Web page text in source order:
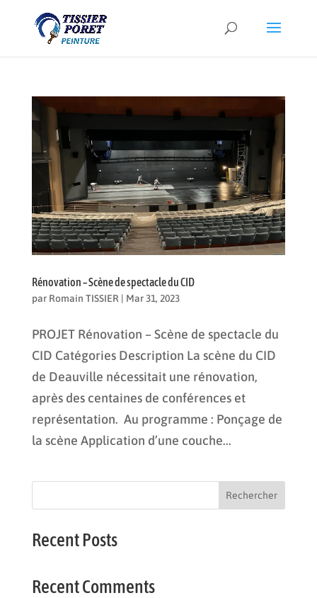
Rénovation – Scène de spectacle du CID
par Romain TISSIER | Mar 31, 2023
PROJET Rénovation – Scène de spectacle du
CID Catégories Description La scène du CID
de Deauville nécessitait une rénovation,
après des centaines de conférences et
représentation. Au programme : Ponçage de
la scène Application d’une couche...
Rechercher
Recent Posts
Recent Comments